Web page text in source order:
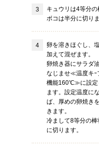
キュウリは4等分
ボコは半分に切りま
卵を溶きほぐし、
加えて混ぜます。
卵焼き器にサラダ
なじませ≪温度キｰ
機能160℃≫に設定
ます。設定温度に
ば、厚めの卵焼き
きます。
冷まして8等分の棒
に切ります。